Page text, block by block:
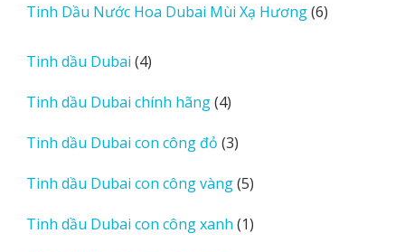
phẩm
Tinh Dầu Nước Hoa Dubai Mùi Xạ Hương 66
Tinh dầu Dubai 44
phẩm
Tinh dầu Dubai chính hãng 44
phẩm
Tinh dầu Dubai con công đỏ 33
phẩm
Tinh dầu Dubai con công vàng 55
phẩm
Tinh dầu Dubai con công xanh 11